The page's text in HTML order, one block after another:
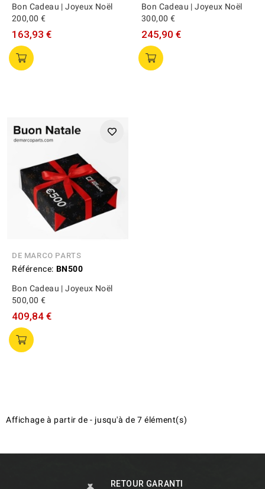
Bon Cadeau | Joyeux Noël
200,00 €
163,93 €
Bon Cadeau | Joyeux Noël
300,00 €
245,90 €
DE MARCO PARTS
Référence: BN500
Bon Cadeau | Joyeux Noël
500,00 €
409,84 €
Affichage à partir de- jusqu'àde7élément(s)
RETOUR GARANTI